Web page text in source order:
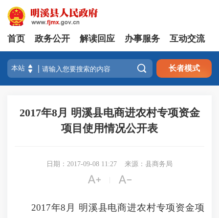
首页 政务公开 解读回应 办事服务 互动交流
 长者模式
2017年8月 明溪县电商进农村专项资金
项目使用情况公开表
日期：2017-09-08 11:27 来源：县商务局
 
2017年8月 明溪县电商进农村专项资金项